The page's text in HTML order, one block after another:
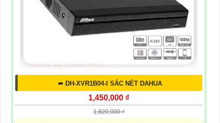
➠ DH-XVR1B04-I SẮC NÉT DAHUA
1,450,000 ₫
1,820,000 ₫